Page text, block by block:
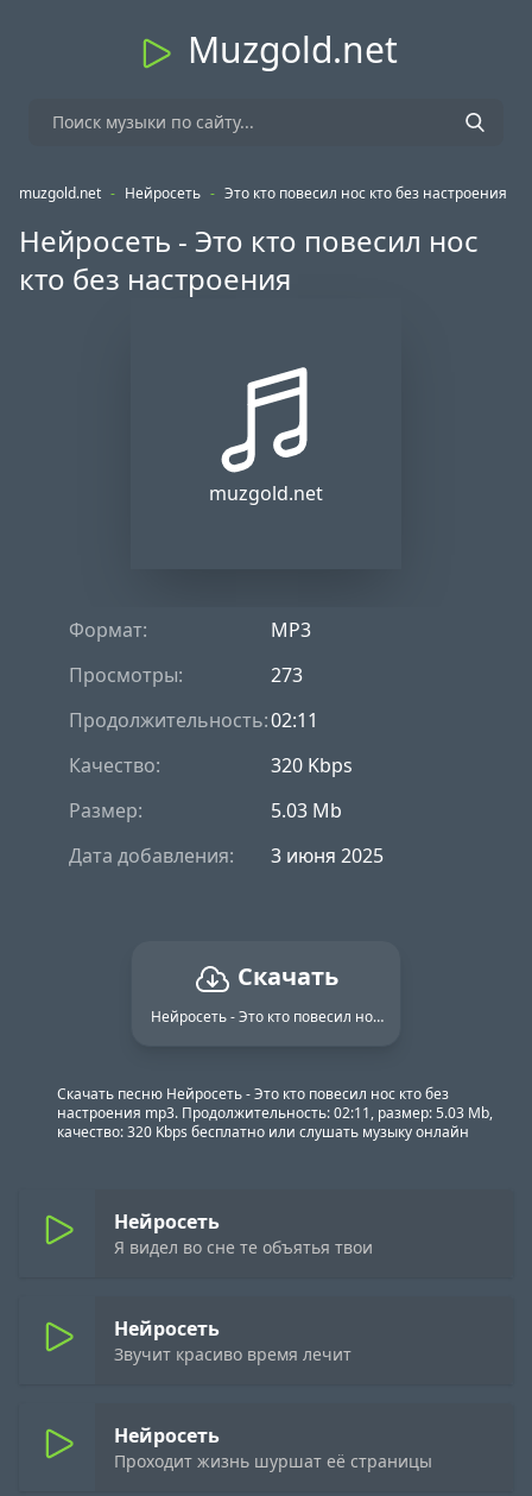
Muzgold.net
muzgold.net - Нейросеть - Это кто повесил нос кто без настроения
Нейросеть - Это кто повесил нос
кто без настроения
muzgold.net
Формат:
MP3
Просмотры:
273
Продолжительность:02:11
Качество:
320 Kbps
Размер:
5.03 Mb
Дата добавления:
3 июня 2025
Скачать
Нейросеть - Это кто повесил нос кто без настроения
Скачать песню Нейросеть - Это кто повесил нос кто без
настроения mp3. Продолжительность: 02:11, размер: 5.03 Mb,
качество: 320 Kbps бесплатно или слушать музыку онлайн
Нейросеть
Я видел во сне те объятья твои
Нейросеть
Звучит красиво время лечит
Нейросеть
Проходит жизнь шуршат её страницы